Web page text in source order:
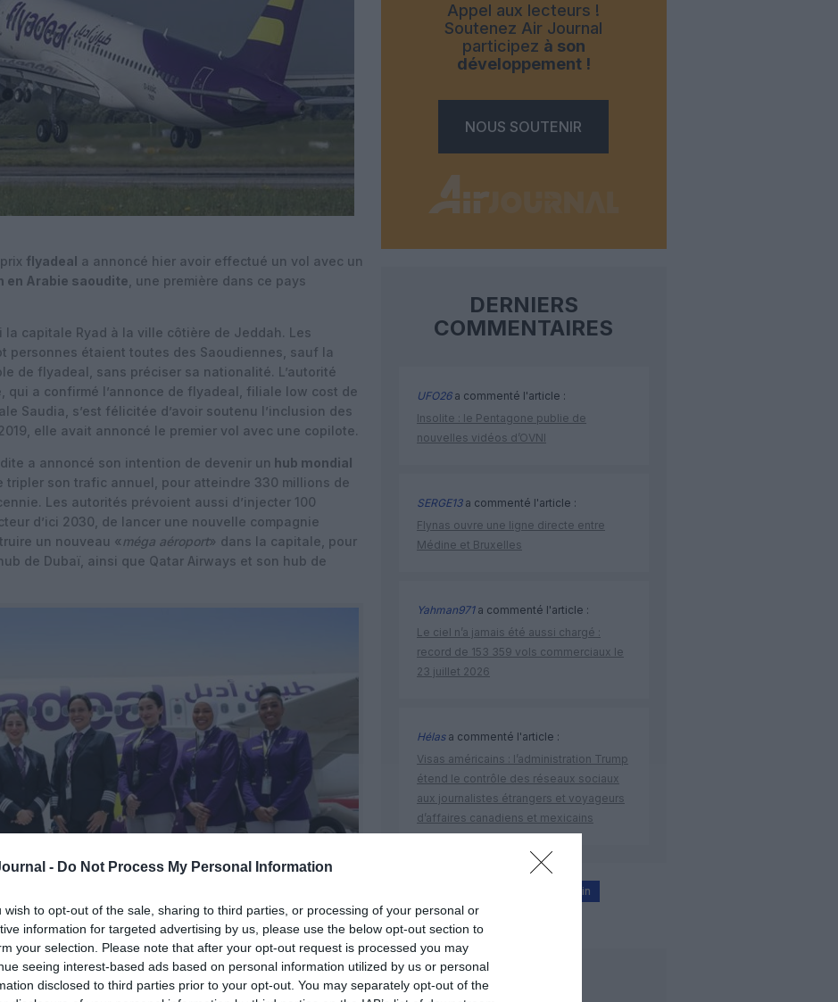
- Do Not Process My Personal Information
wish to opt-out of the sale, sharing to third parties, or processing of your personal or
information for targeted advertising by us, please use the below opt-out section to
your selection. Please note that after your opt-out request is processed you may
seeing interest-based ads based on personal information utilized by us or personal
disclosed to third parties prior to your opt-out. You may separately opt-out of the
flyadeal a annoncé hier avoir effectué un vol avec un
en Arabie saoudite , une première dans ce pays
capitale Ryad à la ville côtière de Jeddah. Les
personnes étaient toutes des Saoudiennes, sauf la
de flyadeal, sans préciser sa nationalité. L’autorité
qui a confirmé l’annonce de flyadeal, filiale low cost de
Saudia, s’est félicitée d’avoir soutenu l’inclusion des
elle avait annoncé le premier vol avec une copilote.
a annoncé son intention de devenir un hub mondial
tripler son trafic annuel, pour atteindre 330 millions de
Les autorités prévoient aussi d’injecter 100
d’ici 2030, de lancer une nouvelle compagnie
un nouveau « méga aéroport» dans la capitale, pour
de Dubaï, ainsi que Qatar Airways et son hub de
@flyadeal
Appel aux lecteurs !
Soutenez Air Journal
participez à son
développement !
NOUS SOUTENIR
DERNIERS
COMMENTAIRES
UFO26a commenté l'article :
Insolite : le Pentagone publie de
nouvelles vidéos d’OVNI
SERGE13a commenté l'article :
Flynas ouvre une ligne directe entre
Médine et Bruxelles
Yahman971a commenté l'article :
Le ciel n’a jamais été aussi chargé :
record de 153 359 vols commerciaux le
23 juillet 2026
Hélasa commenté l'article :
Visas américains : l’administration Trump
étend le contrôle des réseaux sociaux
aux journalistes étrangers et voyageurs
d’affaires canadiens et mexicains
equipage feminin
femme pilote
LIRE AUSSI